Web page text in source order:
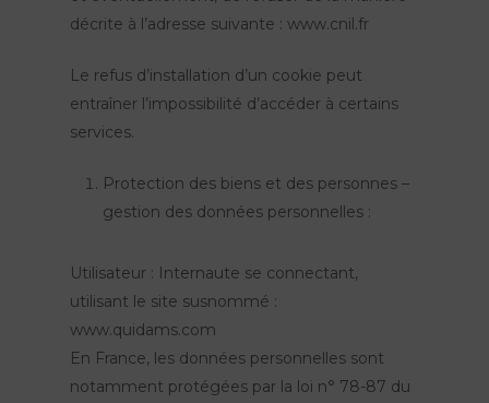
décrite à l’adresse suivante : www.cnil.fr
Le refus d’installation d’un cookie peut
entraîner l’impossibilité d’accéder à certains
services.
Protection des biens et des personnes –
gestion des données personnelles :
Utilisateur : Internaute se connectant,
utilisant le site susnommé :
www.quidams.com
En France, les données personnelles sont
notamment protégées par la loi n° 78-87 du
Peau d’Âme
FierS à Cheval
Herbert's dream
The Pops
Polynie
Place of residence
Cultural actions
The company
Contact